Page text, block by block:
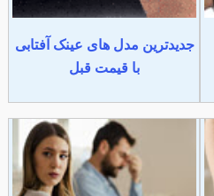
جدیدترین مدل های عینک آفتابی
با قیمت قبل